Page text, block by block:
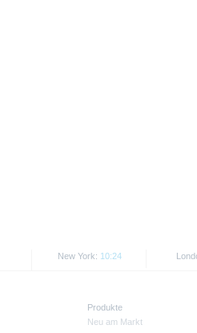
New York: 10:24
Produkte
Neu am Markt